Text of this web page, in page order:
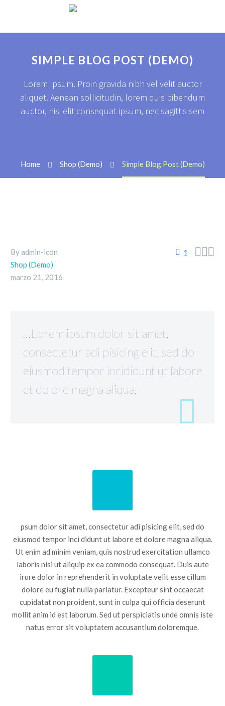
SIMPLE BLOG POST (DEMO)
Lorem Ipsum. Proin gravida nibh vel velit auctor
aliquet. Aenean sollicitudin, lorem quis bibendum
auctor, nisi elit consequat ipsum, nec sagittis sem
Home Shop (Demo) Simple Blog Post (Demo)
1 
By admin-icon
Shop (Demo)
marzo 21, 2016
…Lorem ipsum dolor sit amet,
consectetur adi pisicing elit, sed do
eiusmod tempor incididunt ut labore
et dolore magna aliqua.
psum dolor sit amet, consectetur adi pisicing elit, sed do
eiusmod tempor inci didunt ut labore et dolore magna aliqua.
Ut enim ad minim veniam, quis nostrud exercitation ullamco
laboris nisi ut aliquip ex ea commodo consequat. Duis aute
irure dolor in reprehenderit in voluptate velit esse cillum
dolore eu fugiat nulla pariatur. Excepteur sint occaecat
cupidatat non proident, sunt in culpa qui officia deserunt
mollit anim id est laborum. Sed ut perspiciatis unde omnis iste
natus error sit voluptatem accusantium doloremque.